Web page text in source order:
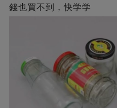
錢也買不到，快学学